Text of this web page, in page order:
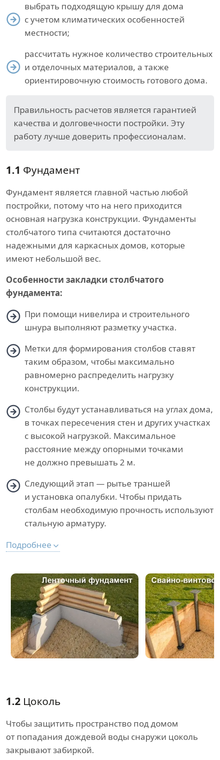
выбрать подходящую крышу для дома
с учетом климатических особенностей
местности;
рассчитать нужное количество строительных
и отделочных материалов, а также
ориентировочную стоимость готового дома.
Правильность расчетов является гарантией
качества и долговечности постройки. Эту
работу лучше доверить профессионалам.
1.1 Фундамент
Фундамент является главной частью любой
постройки, потому что на него приходится
основная нагрузка конструкции. Фундаменты
столбчатого типа считаются достаточно
надежными для каркасных домов, которые
имеют небольшой вес.
Особенности закладки столбчатого
фундамента:
При помощи нивелира и строительного
шнура выполняют разметку участка.
Метки для формирования столбов ставят
таким образом, чтобы максимально
равномерно распределить нагрузку
конструкции.
Столбы будут устанавливаться на углах дома,
в точках пересечения стен и других участках
с высокой нагрузкой. Максимальное
расстояние между опорными точками
не должно превышать 2 м.
Следующий этап — рытье траншей
и установка опалубки. Чтобы придать
столбам необходимую прочность используют
стальную арматуру.
Подробнее
1.2 Цоколь
Чтобы защитить пространство под домом
от попадания дождевой воды снаружи цоколь
закрывают забиркой.